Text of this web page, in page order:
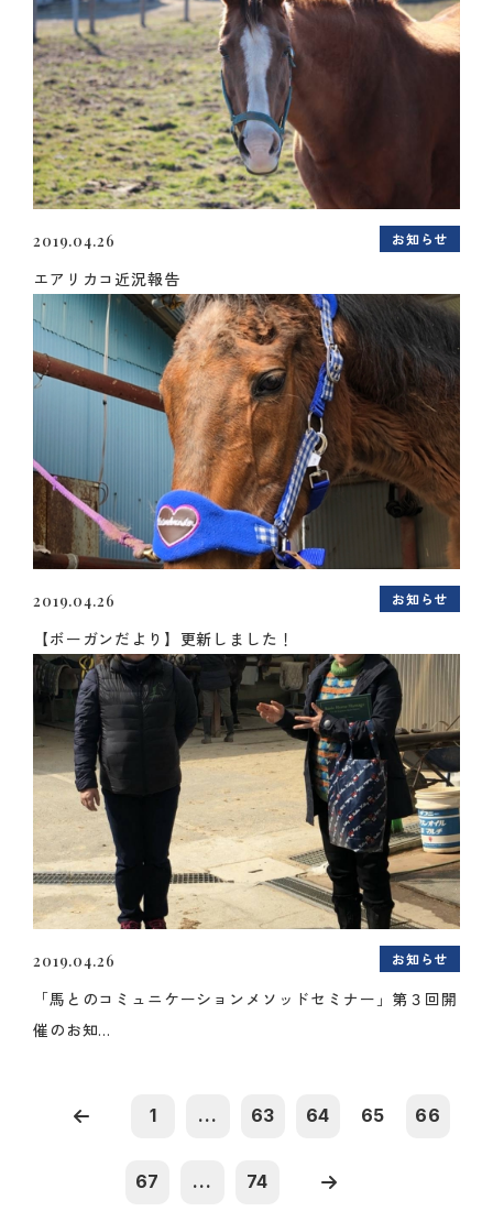
2019.04.26 お知らせ
エアリカコ近況報告
2019.04.26 お知らせ
【ボーガンだより】更新しました！
2019.04.26 お知らせ
「馬とのコミュニケーションメソッドセミナー」第３回開
催のお知...
1 ... 63 64 65 66
67 ... 74